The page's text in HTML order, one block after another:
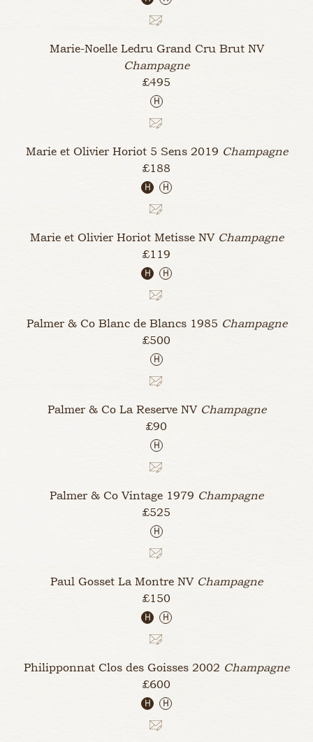
Marie-Noelle Ledru Grand Cru Brut NV
Champagne
£495
H
Marie et Olivier Horiot 5 Sens 2019 Champagne
£188
H H
Marie et Olivier Horiot Metisse NV Champagne
£119
H H
Palmer & Co Blanc de Blancs 1985 Champagne
£500
H
Palmer & Co La Reserve NV Champagne
£90
H
Palmer & Co Vintage 1979 Champagne
£525
H
Paul Gosset La Montre NV Champagne
£150
H H
Philipponnat Clos des Goisses 2002 Champagne
£600
H H